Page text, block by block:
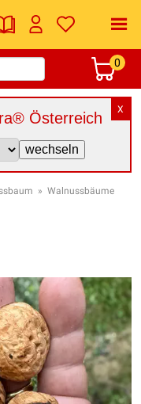
0
X
Österreich
» Walnussbäume